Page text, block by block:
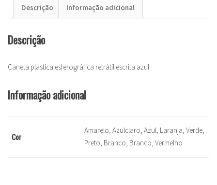
Descrição Informação adicional
Descrição
Caneta plástica esferográfica retrátil escrita azul.
Informação adicional
Cor
Amarelo, Azulclaro, Azul, Laranja, Verde,
Preto, Branco, Branco, Vermelho